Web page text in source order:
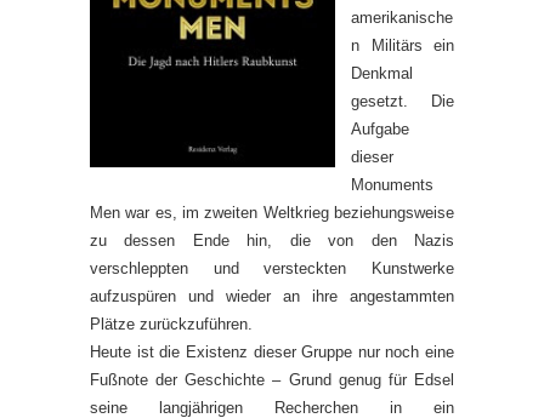
amerikanische
n Militärs ein
Denkmal
gesetzt. Die
Aufgabe
dieser
Monuments
Men war es, im zweiten Weltkrieg beziehungsweise
zu dessen Ende hin, die von den Nazis
verschleppten und versteckten Kunstwerke
aufzuspüren und wieder an ihre angestammten
Plätze zurückzuführen.
Heute ist die Existenz dieser Gruppe nur noch eine
Fußnote der Geschichte – Grund genug für Edsel
seine langjährigen Recherchen in ein